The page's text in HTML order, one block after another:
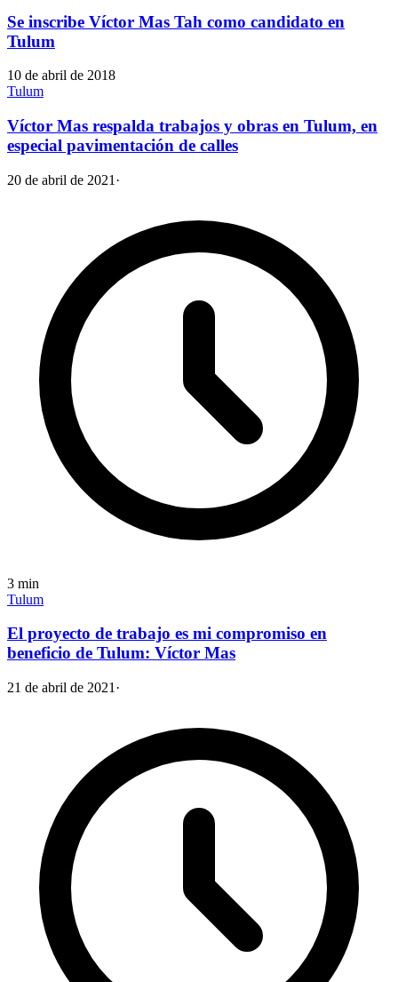
Se inscribe Víctor Mas Tah como candidato en
Tulum
10 de abril de 2018
Tulum
Víctor Mas respalda trabajos y obras en Tulum, en
especial pavimentación de calles
20 de abril de 2021 ·
3 min
Tulum
El proyecto de trabajo es mi compromiso en
beneficio de Tulum: Víctor Mas
21 de abril de 2021 ·